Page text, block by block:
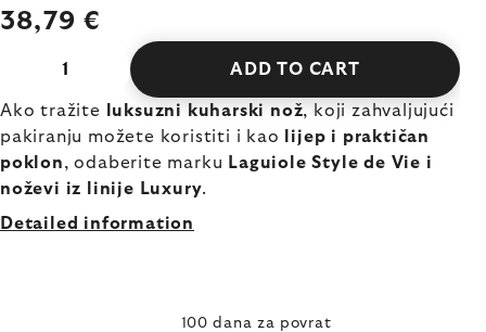
38,79 €
ADD TO CART
Ako tražite luksuzni kuharski nož, koji zahvaljujući
pakiranju možete koristiti i kao
lijep i praktičan
poklon, odaberite marku Laguiole Style de Vie i
noževi iz linije Luxury.
Detailed information
100 dana za povrat